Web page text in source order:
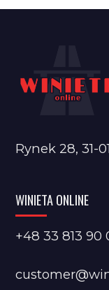
Rynek 28, 31-
WINIETA ONLINE
+48 33 813 90